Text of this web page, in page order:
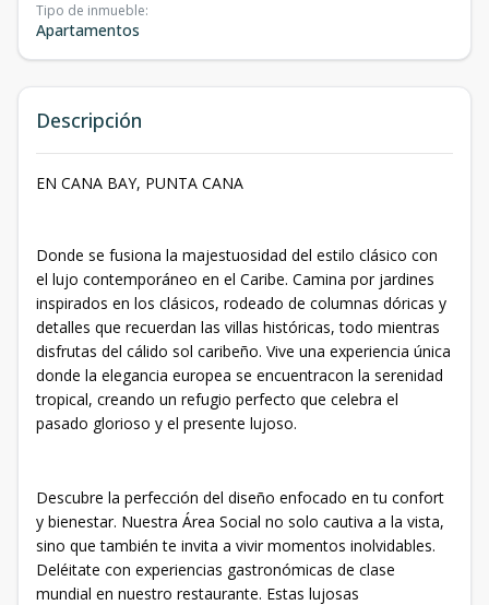
Tipo de inmueble:
Apartamentos
Descripción
EN CANA BAY, PUNTA CANA
Donde se fusiona la majestuosidad del estilo clásico con
el lujo contemporáneo en el Caribe. Camina por jardines
inspirados en los clásicos, rodeado de columnas dóricas y
detalles que recuerdan las villas históricas, todo mientras
disfrutas del cálido sol caribeño. Vive una experiencia única
donde la elegancia europea se encuentracon la serenidad
tropical, creando un refugio perfecto que celebra el
pasado glorioso y el presente lujoso.
Descubre la perfección del diseño enfocado en tu confort
y bienestar. Nuestra Área Social no solo cautiva a la vista,
sino que también te invita a vivir momentos inolvidables.
Deléitate con experiencias gastronómicas de clase
mundial en nuestro restaurante. Estas lujosas